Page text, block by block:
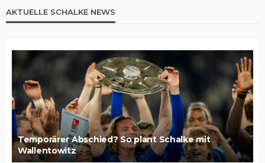
AKTUELLE SCHALKE NEWS
Temporärer Abschied? So plant Schalke mit
Wallentowitz